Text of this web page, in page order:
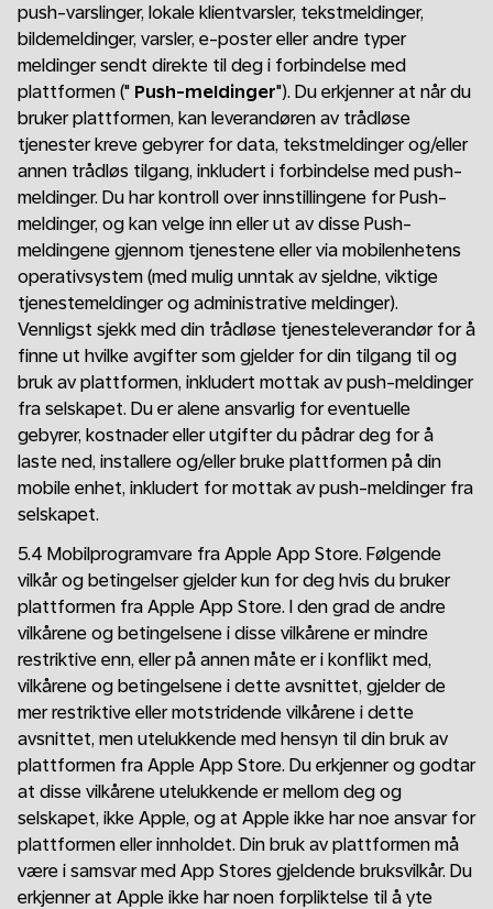
push-varslinger, lokale klientvarsler, tekstmeldinger,
bildemeldinger, varsler, e-poster eller andre typer
meldinger sendt direkte til deg i forbindelse med
plattformen (" Push-meldinger"). Du erkjenner at når du
bruker plattformen, kan leverandøren av trådløse
tjenester kreve gebyrer for data, tekstmeldinger og/eller
annen trådløs tilgang, inkludert i forbindelse med push-
meldinger. Du har kontroll over innstillingene for Push-
meldinger, og kan velge inn eller ut av disse Push-
meldingene gjennom tjenestene eller via mobilenhetens
operativsystem (med mulig unntak av sjeldne, viktige
tjenestemeldinger og administrative meldinger).
Vennligst sjekk med din trådløse tjenesteleverandør for å
finne ut hvilke avgifter som gjelder for din tilgang til og
bruk av plattformen, inkludert mottak av push-meldinger
fra selskapet. Du er alene ansvarlig for eventuelle
gebyrer, kostnader eller utgifter du pådrar deg for å
laste ned, installere og/eller bruke plattformen på din
mobile enhet, inkludert for mottak av push-meldinger fra
selskapet.
5.4 Mobilprogramvare fra Apple App Store. Følgende
vilkår og betingelser gjelder kun for deg hvis du bruker
plattformen fra Apple App Store. I den grad de andre
vilkårene og betingelsene i disse vilkårene er mindre
restriktive enn, eller på annen måte er i konflikt med,
vilkårene og betingelsene i dette avsnittet, gjelder de
mer restriktive eller motstridende vilkårene i dette
avsnittet, men utelukkende med hensyn til din bruk av
plattformen fra Apple App Store. Du erkjenner og godtar
at disse vilkårene utelukkende er mellom deg og
selskapet, ikke Apple, og at Apple ikke har noe ansvar for
plattformen eller innholdet. Din bruk av plattformen må
være i samsvar med App Stores gjeldende bruksvilkår. Du
erkjenner at Apple ikke har noen forpliktelse til å yte